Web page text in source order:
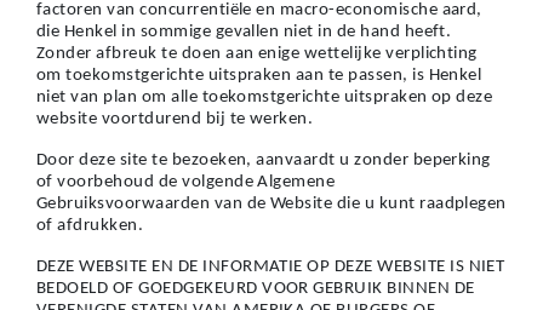
factoren van concurrentiële en macro-economische aard,
die Henkel in sommige gevallen niet in de hand heeft.
Zonder afbreuk te doen aan enige wettelijke verplichting
om toekomstgerichte uitspraken aan te passen, is Henkel
niet van plan om alle toekomstgerichte uitspraken op deze
website voortdurend bij te werken.
Door deze site te bezoeken, aanvaardt u zonder beperking
of voorbehoud de volgende Algemene
Gebruiksvoorwaarden van de Website die u kunt raadplegen
of afdrukken.
DEZE WEBSITE EN DE INFORMATIE OP DEZE WEBSITE IS NIET
BEDOELD OF GOEDGEKEURD VOOR GEBRUIK BINNEN DE